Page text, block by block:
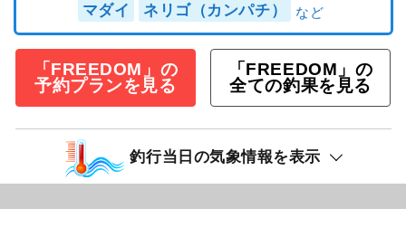
マダイ ネリゴ（カンパチ）
「FREEDOM」の
予約プランを見る
「FREEDOM」の
全ての釣果を見る
釣行当日の気象情報を表示